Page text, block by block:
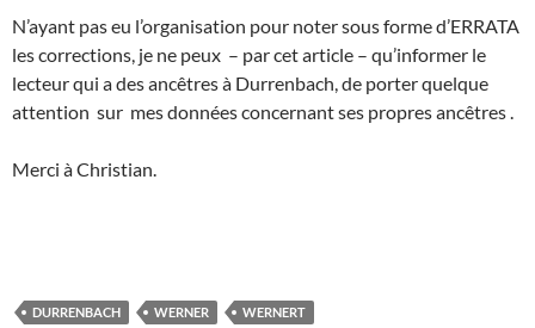
N’ayant pas eu l’organisation pour noter sous forme d’ERRATA
les corrections, je ne peux – par cet article – qu’informer le
lecteur qui a des ancêtres à Durrenbach, de porter quelque
attention sur mes données concernant ses propres ancêtres .
Merci à Christian.
DURRENBACH WERNER WERNERT